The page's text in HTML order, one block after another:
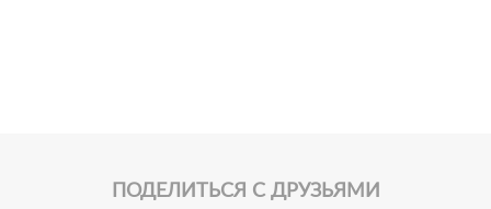
ПОДЕЛИТЬСЯ С ДРУЗЬЯМИ